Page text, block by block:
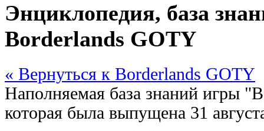
Энциклопедия, база
Borderlands GOTY
« Вернуться к Borderlands GOTY
Наполняемая база знаний игры
которая была выпущена 31